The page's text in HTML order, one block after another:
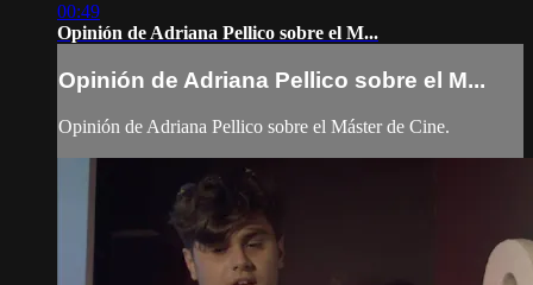
00:49
Opinión de Adriana Pellico sobre el M...
Opinión de Adriana Pellico sobre el M...
Opinión de Adriana Pellico sobre el Máster de Cine.